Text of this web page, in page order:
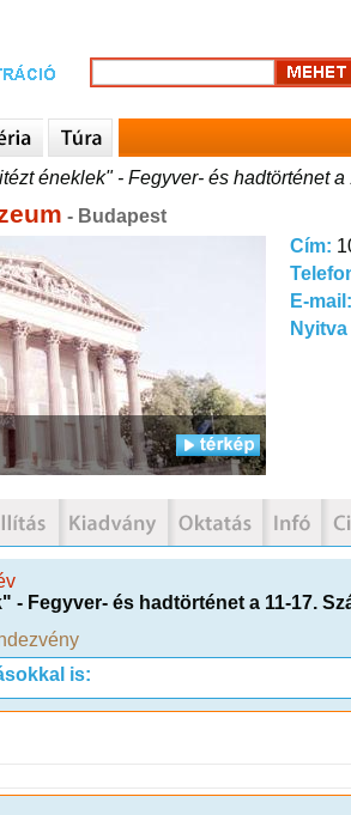
éneklek" - Fegyver- és hadtörténet
- Budapest
Cím:
E-mail:
- Fegyver- és hadtörténet a 11-17.
is: